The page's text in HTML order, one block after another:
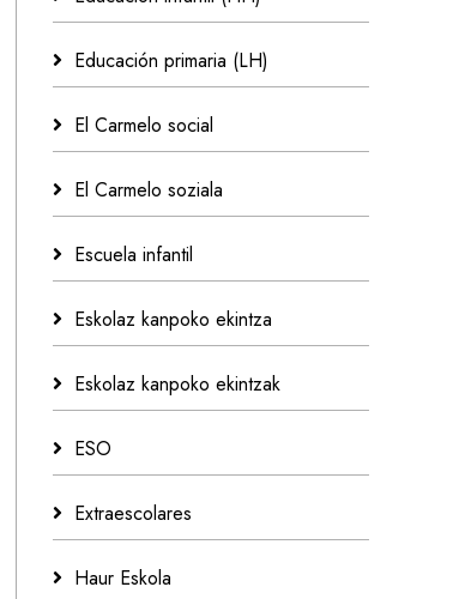
Educación primaria (LH)
El Carmelo social
El Carmelo soziala
Escuela infantil
Eskolaz kanpoko ekintza
Eskolaz kanpoko ekintzak
ESO
Extraescolares
Haur Eskola